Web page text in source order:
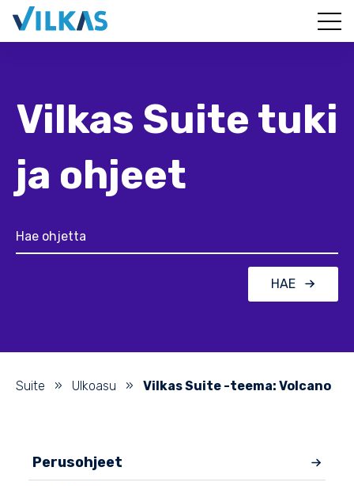
Vilkas Suite tuki
ja ohjeet
HAE
Suite » Ulkoasu » Vilkas Suite -teema: Volcano
Perusohjeet